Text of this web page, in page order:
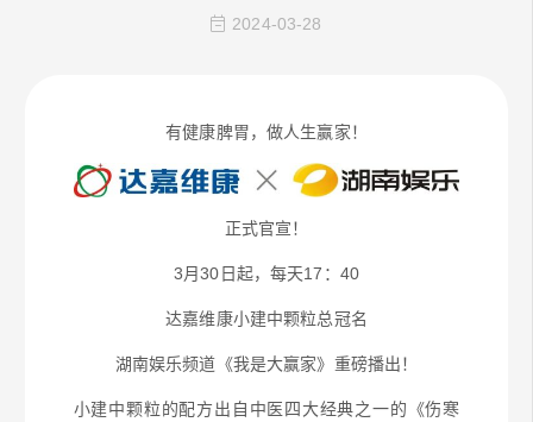
2024-03-28
有健康脾胃，做人生赢家！
正式官宣！
3月30日起，每天17：40
达嘉维康小建中颗粒总冠名
湖南娱乐频道《我是大赢家》重磅播出！
小建中颗粒的配方出自中医四大经典之一的《伤寒